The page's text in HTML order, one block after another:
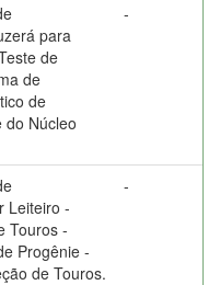
para
de
de
de
do Núcleo
-
Leiteiro -
Touros -
Progênie -
de Touros.
-